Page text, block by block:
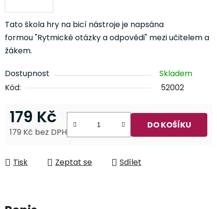
Tato škola hry na bicí nástroje je napsána
formou "Rytmické otázky a odpovědi" mezi učitelem a
žákem.
Dostupnost
Skladem
Kód:
52002
179 Kč
179 Kč bez DPH
DO KOŠÍKU
Tisk Zeptat se Sdílet